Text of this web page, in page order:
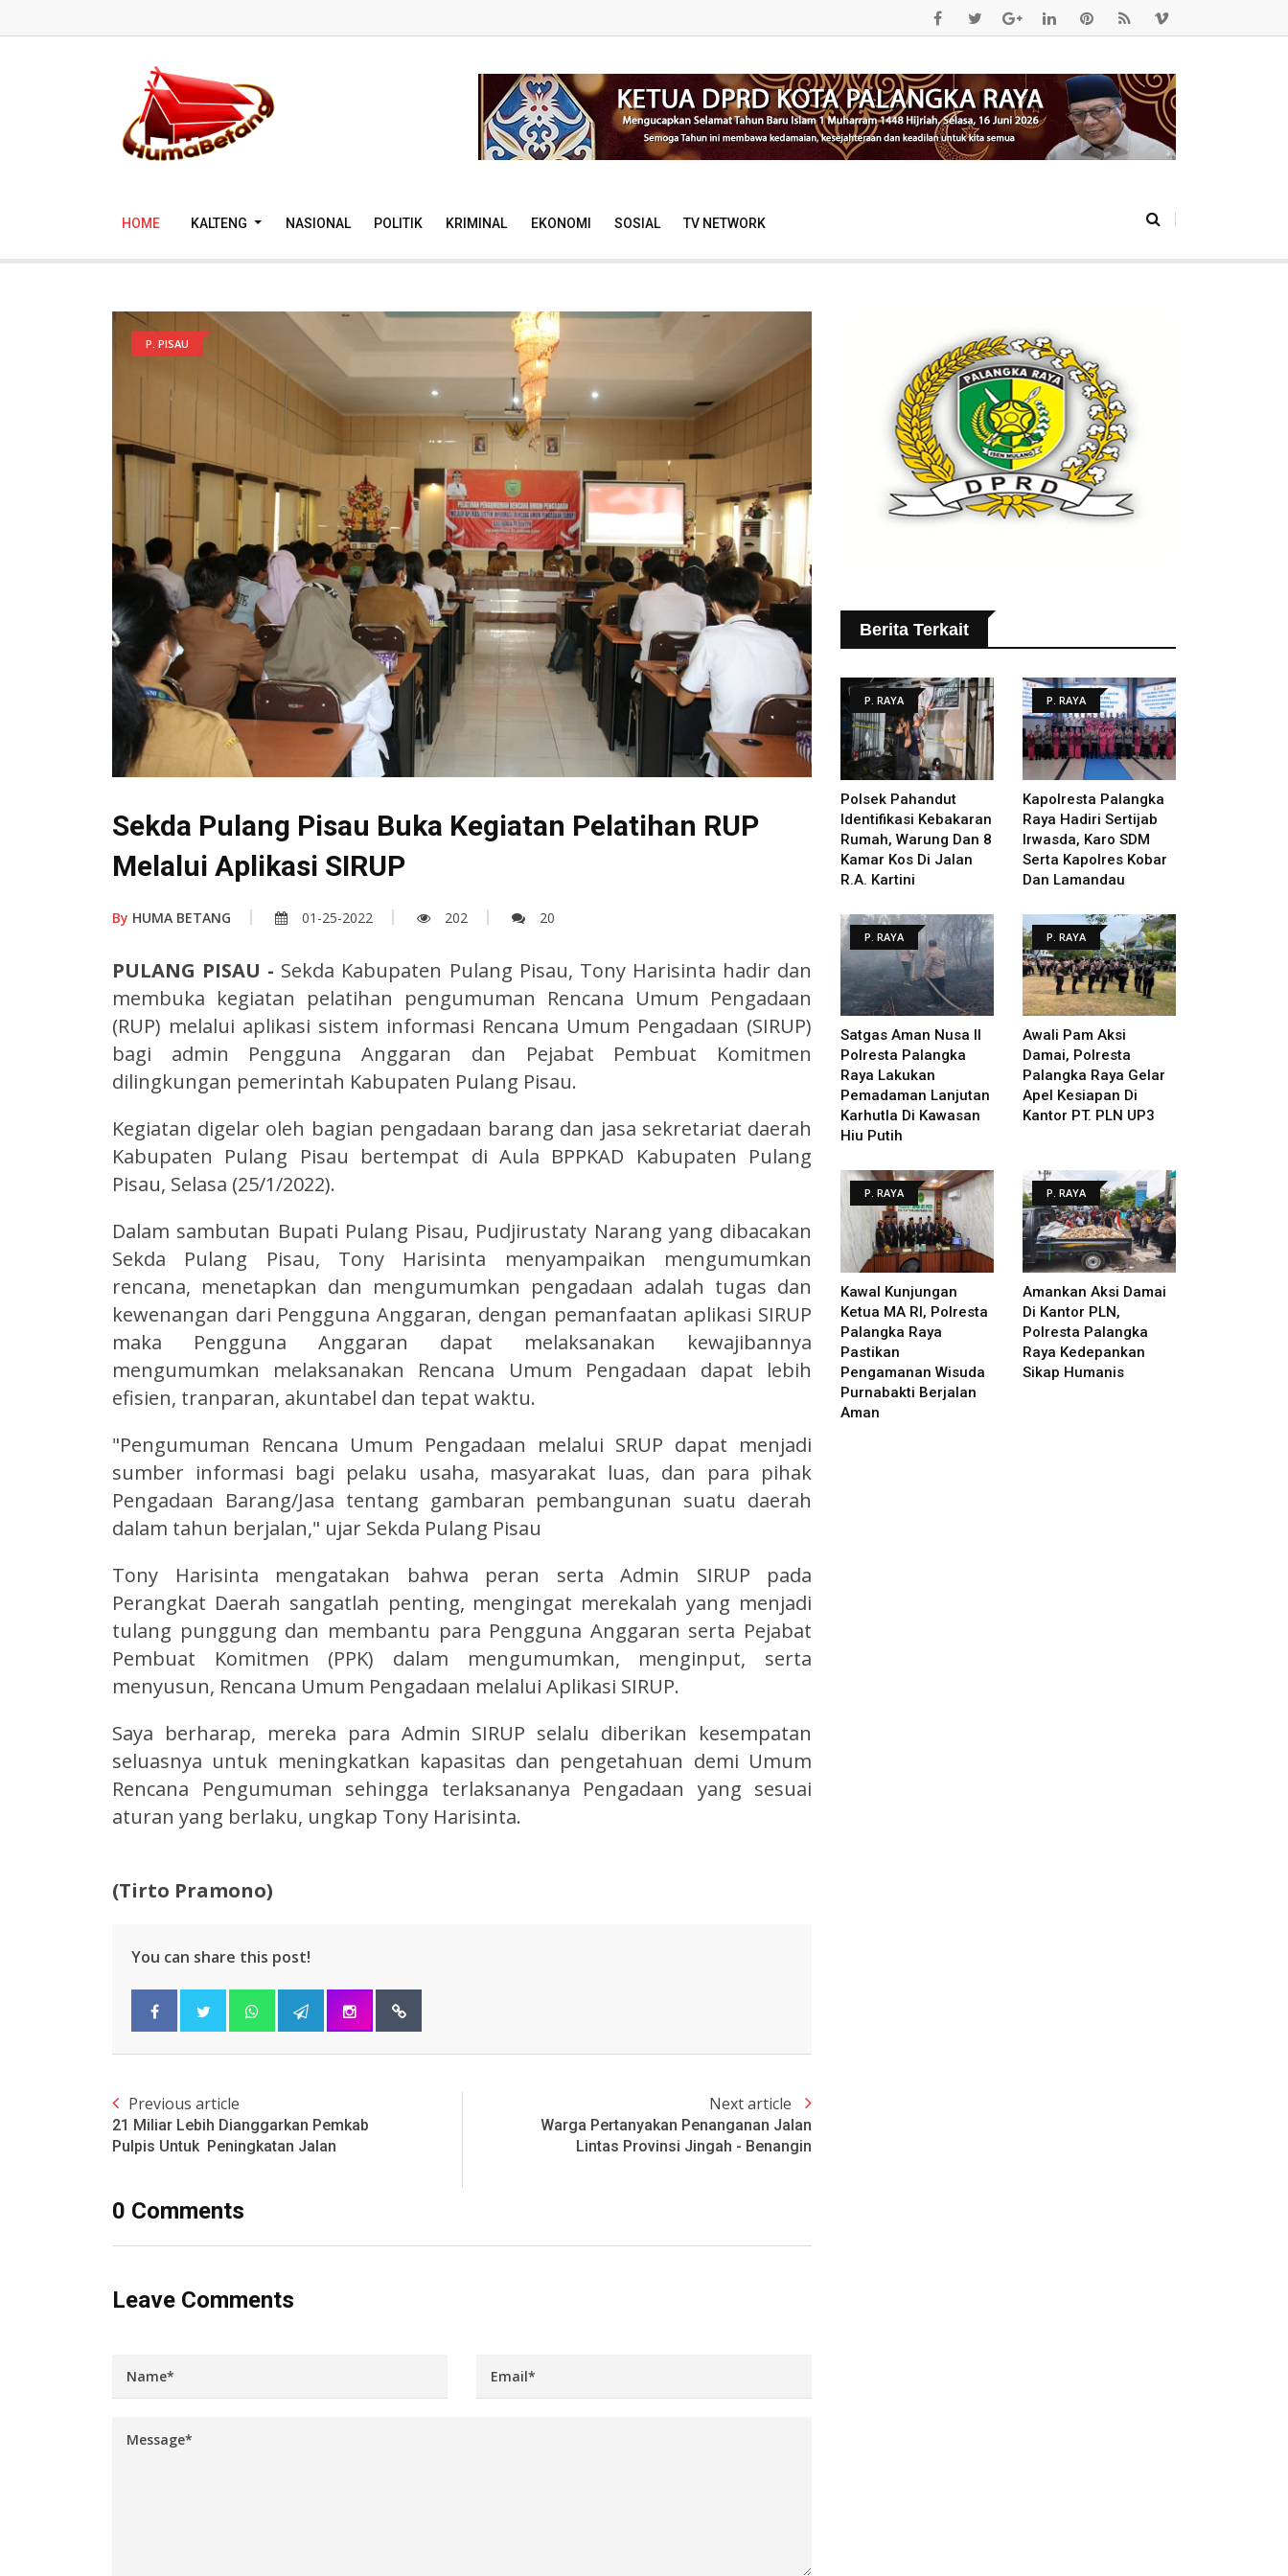
HOME KALTENG NASIONAL POLITIK KRIMINAL EKONOMI SOSIAL TV NETWORK
P. PISAU
Sekda Pulang Pisau Buka Kegiatan Pelatihan RUP
Melalui Aplikasi SIRUP
By HUMA BETANG 01-25-2022 202 20
PULANG PISAU - Sekda Kabupaten Pulang Pisau, Tony Harisinta hadir dan
membuka kegiatan pelatihan pengumuman Rencana Umum Pengadaan
(RUP) melalui aplikasi sistem informasi Rencana Umum Pengadaan (SIRUP)
bagi admin Pengguna Anggaran dan Pejabat Pembuat Komitmen
dilingkungan pemerintah Kabupaten Pulang Pisau.
Kegiatan digelar oleh bagian pengadaan barang dan jasa sekretariat daerah
Kabupaten Pulang Pisau bertempat di Aula BPPKAD Kabupaten Pulang
Pisau, Selasa (25/1/2022).
Dalam sambutan Bupati Pulang Pisau, Pudjirustaty Narang yang dibacakan
Sekda Pulang Pisau, Tony Harisinta menyampaikan mengumumkan
rencana, menetapkan dan mengumumkan pengadaan adalah tugas dan
kewenangan dari Pengguna Anggaran, dengan pemanfaatan aplikasi SIRUP
maka Pengguna Anggaran dapat melaksanakan kewajibannya
mengumumkan melaksanakan Rencana Umum Pengadaan dapat lebih
efisien, tranparan, akuntabel dan tepat waktu.
"Pengumuman Rencana Umum Pengadaan melalui SRUP dapat menjadi
sumber informasi bagi pelaku usaha, masyarakat luas, dan para pihak
Pengadaan Barang/Jasa tentang gambaran pembangunan suatu daerah
dalam tahun berjalan," ujar Sekda Pulang Pisau
Tony Harisinta mengatakan bahwa peran serta Admin SIRUP pada
Perangkat Daerah sangatlah penting, mengingat merekalah yang menjadi
tulang punggung dan membantu para Pengguna Anggaran serta Pejabat
Pembuat Komitmen (PPK) dalam mengumumkan, menginput, serta
menyusun, Rencana Umum Pengadaan melalui Aplikasi SIRUP.
Saya berharap, mereka para Admin SIRUP selalu diberikan kesempatan
seluasnya untuk meningkatkan kapasitas dan pengetahuan demi Umum
Rencana Pengumuman sehingga terlaksananya Pengadaan yang sesuai
aturan yang berlaku, ungkap Tony Harisinta.
(Tirto Pramono)
You can share this post!
Previous article
21 Miliar Lebih Dianggarkan Pemkab
Pulpis Untuk Peningkatan Jalan
Next article
Warga Pertanyakan Penanganan Jalan
Lintas Provinsi Jingah - Benangin
0 Comments
Leave Comments
Berita Terkait
P. RAYA
Polsek Pahandut
Identifikasi Kebakaran
Rumah, Warung Dan 8
Kamar Kos Di Jalan
R.A. Kartini
P. RAYA
Kapolresta Palangka
Raya Hadiri Sertijab
Irwasda, Karo SDM
Serta Kapolres Kobar
Dan Lamandau
P. RAYA
Satgas Aman Nusa II
Polresta Palangka
Raya Lakukan
Pemadaman Lanjutan
Karhutla Di Kawasan
Hiu Putih
P. RAYA
Awali Pam Aksi
Damai, Polresta
Palangka Raya Gelar
Apel Kesiapan Di
Kantor PT. PLN UP3
P. RAYA
Kawal Kunjungan
Ketua MA RI, Polresta
Palangka Raya
Pastikan
Pengamanan Wisuda
Purnabakti Berjalan
Aman
P. RAYA
Amankan Aksi Damai
Di Kantor PLN,
Polresta Palangka
Raya Kedepankan
Sikap Humanis